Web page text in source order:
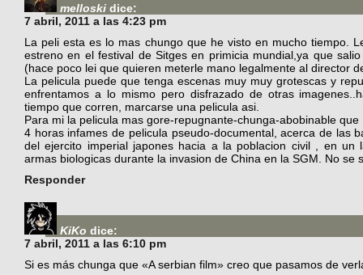
melloski dice:
7 abril, 2011 a las 4:23 pm
La peli esta es lo mas chungo que he visto en mucho tiempo.
estreno en el festival de Sitges en primicia mundial,ya que
(hace poco lei que quieren meterle mano legalmente al director
La pelicula puede que tenga escenas muy muy grotescas y
enfrentamos a lo mismo pero disfrazado de otras
tiempo que corren, marcarse una pelicula asi.
Para mi la pelicula mas gore-repugnante-chunga-abobinable
4 horas infames de pelicula pseudo-documental, acerca de las
del ejercito imperial japones hacia a la poblacion civil , en un
armas biologicas durante la invasion de China en la SGM. No
Responder
KiKo dice:
7 abril, 2011 a las 6:10 pm
Si es más chunga que «A serbian film» creo que pasamos de